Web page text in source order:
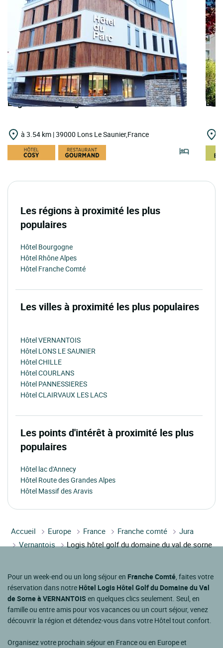
Logis Hôtels | Logis Hôtel du Parc
à 3.54 km | 39000 Lons Le Saunier,France
Les régions à proximité les plus
populaires
Hôtel Bourgogne
Hôtel Rhône Alpes
Hôtel Franche Comté
Les villes à proximité les plus populaires
Hôtel VERNANTOIS
Hôtel LONS LE SAUNIER
Hôtel CHILLE
Hôtel COURLANS
Hôtel PANNESSIERES
Hôtel CLAIRVAUX LES LACS
Les points d'intérêt à proximité les plus
populaires
Hôtel lac d'Annecy
Hôtel Route des Grandes Alpes
Hôtel Massif des Aravis
Accueil Europe France Franche comté
Jura
Vernantois
Logis hôtel golf du domaine du val de sorne
Pour un week-end ou un long séjour en Franche Comté, faites votre
réservation dans notre Hôtel Logis Hôtel Golf du Domaine du Val
de Sorne à VERNANTOIS en quelques clics seulement. Seul, en
famille ou entre amis pour vos vacances ou un court séjour, venez
découvrir la région et détendez-vous dans votre Hôtel tout confort.
Organisez votre prochain séjour en France ou en Europe et